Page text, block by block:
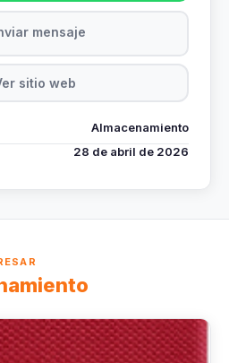
mensaje
sitio web
Almacenamiento
28 de abril de 2026